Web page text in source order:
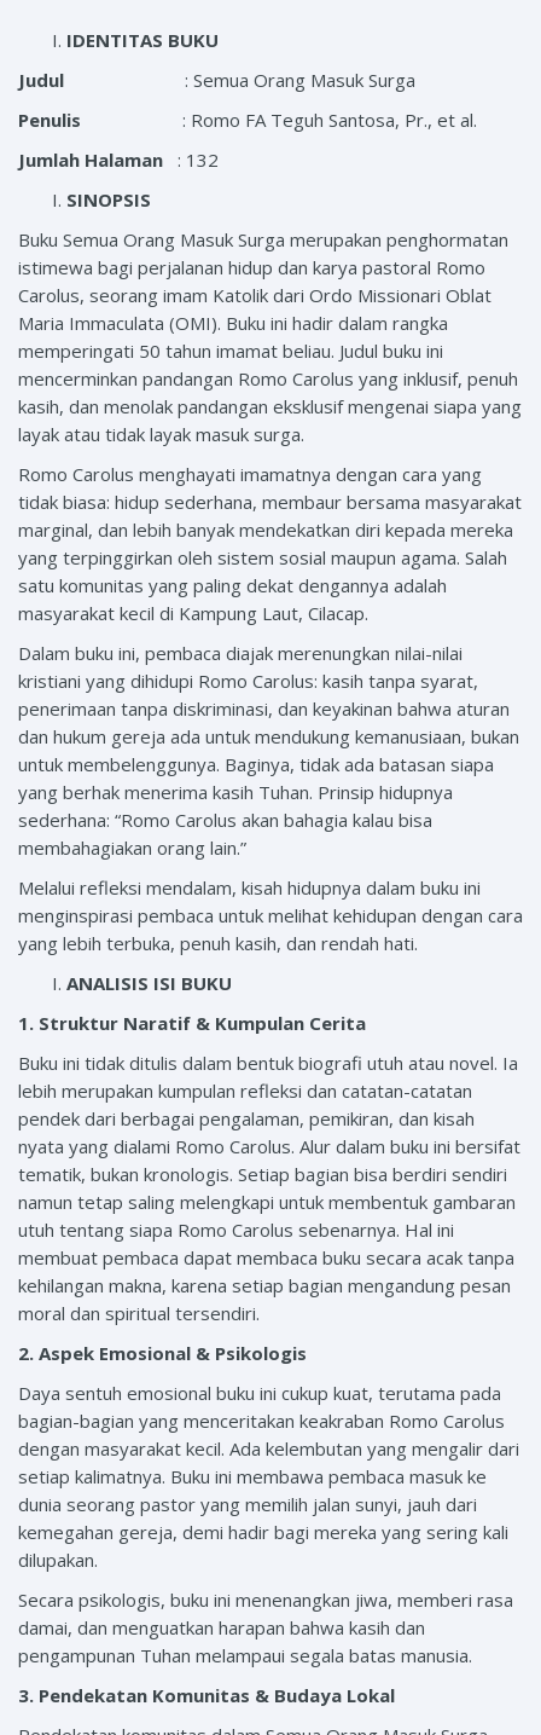
IDENTITAS BUKU
Judul : Semua Orang Masuk Surga
Penulis : Romo FA Teguh Santosa, Pr., et al.
Jumlah Halaman : 132
SINOPSIS
Buku Semua Orang Masuk Surga merupakan penghormatan
istimewa bagi perjalanan hidup dan karya pastoral Romo
Carolus, seorang imam Katolik dari Ordo Missionari Oblat
Maria Immaculata (OMI). Buku ini hadir dalam rangka
memperingati 50 tahun imamat beliau. Judul buku ini
mencerminkan pandangan Romo Carolus yang inklusif, penuh
kasih, dan menolak pandangan eksklusif mengenai siapa yang
layak atau tidak layak masuk surga.
Romo Carolus menghayati imamatnya dengan cara yang
tidak biasa: hidup sederhana, membaur bersama masyarakat
marginal, dan lebih banyak mendekatkan diri kepada mereka
yang terpinggirkan oleh sistem sosial maupun agama. Salah
satu komunitas yang paling dekat dengannya adalah
masyarakat kecil di Kampung Laut, Cilacap.
Dalam buku ini, pembaca diajak merenungkan nilai-nilai
kristiani yang dihidupi Romo Carolus: kasih tanpa syarat,
penerimaan tanpa diskriminasi, dan keyakinan bahwa aturan
dan hukum gereja ada untuk mendukung kemanusiaan, bukan
untuk membelenggunya. Baginya, tidak ada batasan siapa
yang berhak menerima kasih Tuhan. Prinsip hidupnya
sederhana: “Romo Carolus akan bahagia kalau bisa
membahagiakan orang lain.”
Melalui refleksi mendalam, kisah hidupnya dalam buku ini
menginspirasi pembaca untuk melihat kehidupan dengan cara
yang lebih terbuka, penuh kasih, dan rendah hati.
ANALISIS ISI BUKU
1. Struktur Naratif & Kumpulan Cerita
Buku ini tidak ditulis dalam bentuk biografi utuh atau novel. Ia
lebih merupakan kumpulan refleksi dan catatan-catatan
pendek dari berbagai pengalaman, pemikiran, dan kisah
nyata yang dialami Romo Carolus. Alur dalam buku ini bersifat
tematik, bukan kronologis. Setiap bagian bisa berdiri sendiri
namun tetap saling melengkapi untuk membentuk gambaran
utuh tentang siapa Romo Carolus sebenarnya. Hal ini
membuat pembaca dapat membaca buku secara acak tanpa
kehilangan makna, karena setiap bagian mengandung pesan
moral dan spiritual tersendiri.
2. Aspek Emosional & Psikologis
Daya sentuh emosional buku ini cukup kuat, terutama pada
bagian-bagian yang menceritakan keakraban Romo Carolus
dengan masyarakat kecil. Ada kelembutan yang mengalir dari
setiap kalimatnya. Buku ini membawa pembaca masuk ke
dunia seorang pastor yang memilih jalan sunyi, jauh dari
kemegahan gereja, demi hadir bagi mereka yang sering kali
dilupakan.
Secara psikologis, buku ini menenangkan jiwa, memberi rasa
damai, dan menguatkan harapan bahwa kasih dan
pengampunan Tuhan melampaui segala batas manusia.
3. Pendekatan Komunitas & Budaya Lokal